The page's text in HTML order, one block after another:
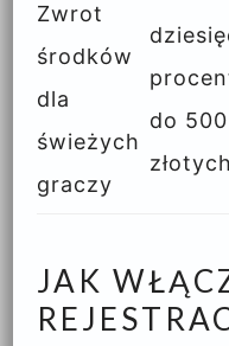
Zwrot
środków
dla
świeżych
graczy
do 500
złotych
JAK